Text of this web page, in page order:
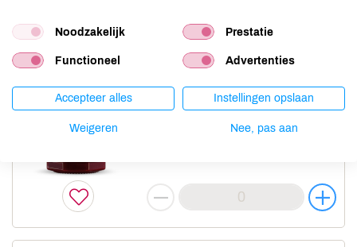
FIORDIFRUTTA
Noodzakelijk Prestatie
Functioneel Advertenties
Accepteer alles Instellingen opslaan
Weigeren Nee, pas aan